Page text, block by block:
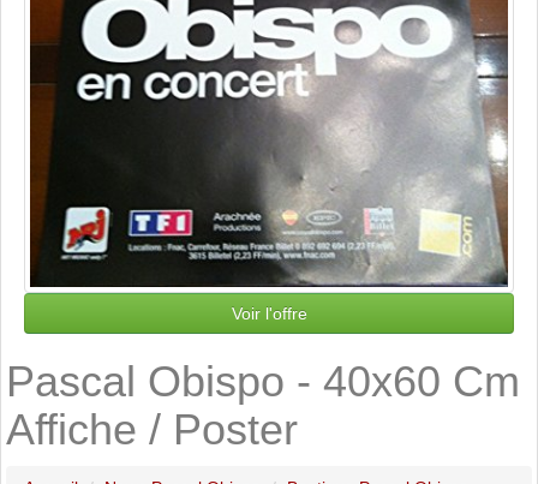
Voir l'offre
Pascal Obispo - 40x60 Cm
Affiche / Poster